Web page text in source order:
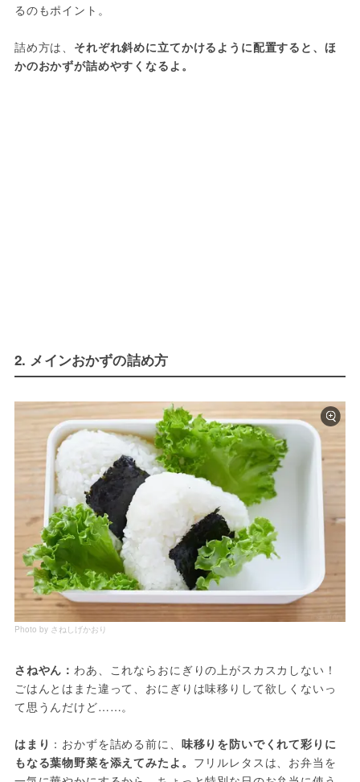
るのもポイント。
詰め方は、 それぞれ斜めに立てかけるように配置すると、ほ
かのおかずが詰めやすくなるよ。
2. メインおかずの詰め方
Photo by さねしげかおり
さねやん： わあ、これならおにぎりの上がスカスカしない！
ごはんとはまた違って、おにぎりは味移りして欲しくないっ
て思うんだけど……。
はまり ：おかずを詰める前に、 味移りを防いでくれて彩りに
もなる葉物野菜を添えてみたよ。 フリルレタスは、お弁当を